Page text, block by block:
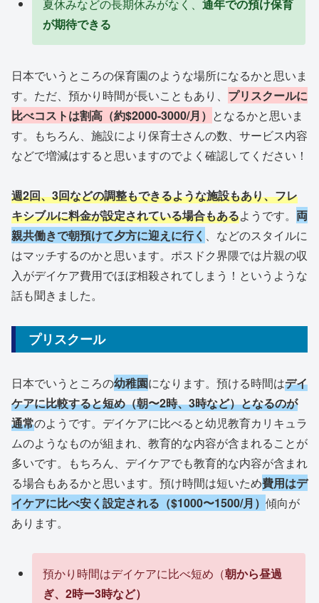
夏休みなどの長期休みがなく、通年での預け保育
が期待できる
日本でいうところの保育園のような場所になるかと思いま
す。ただ、預かり時間が長いこともあり、 プリスクールに
比べコストは割高（約$2000-3000/月） となるかと思いま
す。もちろん、施設により保育士さんの数、サービス内容
などで増減はすると思いますのでよく確認してください！
週2回、3回などの調整もできるような施設もあり、フレ
キシブルに料金が設定されている場合もあるようです。 両
親共働きで朝預けて夕方に迎えに行く 、などのスタイルに
はマッチするのかと思います。ポスドク界隈では片親の収
入がデイケア費用でほぼ相殺されてしまう！というような
話も聞きました。
プリスクール
日本でいうところの幼稚園になります。預ける時間はデイ
ケアに比較すると短め（朝〜2時、3時など）となるのが
通常のようです。デイケアに比べると幼児教育カリキュラ
ムのようなものが組まれ、教育的な内容が含まれることが
多いです。もちろん、デイケアでも教育的な内容が含まれ
る場合もあるかと思います。預け時間は短いため費用はデ
イケアに比べ安く設定される（$1000〜1500/月） 傾向が
あります。
預かり時間はデイケアに比べ短め（朝から昼過
ぎ、2時ー3時など）